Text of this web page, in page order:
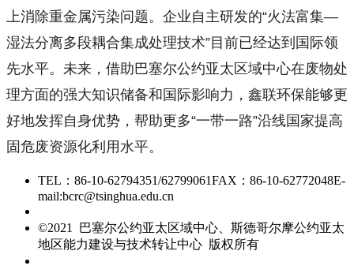
上消除重金属污染问题。企业自主研发的“火法富集—
湿法分离多段耦合集成处理技术”目前已经达到国际领
先水平。未来，借助巴塞尔公约亚太区域中心在废物处
理方面的强大知识储备和国际影响力，鑫联环保能够更
好地发挥自身优势，帮助更多“一带一路”沿线国家提高
固危废资源化利用水平。
TEL：86-10-62794351/62799061FAX：86-10-62772048E-
mail:bcrc@tsinghua.edu.cn
©2021 巴塞尔公约亚太区域中心、斯德哥尔摩公约亚太
地区能力建设与技术转让中心 版权所有